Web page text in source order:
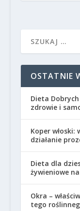
OSTATNIE
Dieta
zdrowie i
Koper włoski:
działanie
Dieta dla
żywieniowe
Okra –
tego